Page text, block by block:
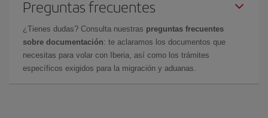
Preguntas frecuentes
¿Tienes dudas? Consulta nuestras preguntas frecuentes
sobre documentación: te aclaramos los documentos que
necesitas para volar con Iberia, así como los trámites
específicos exigidos para la migración y aduanas.